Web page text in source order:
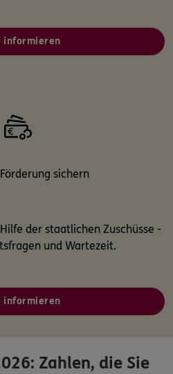
informieren
sichern
der staatlichen Zuschüsse -
und Wartezeit.
informieren
Zahlen, die Sie